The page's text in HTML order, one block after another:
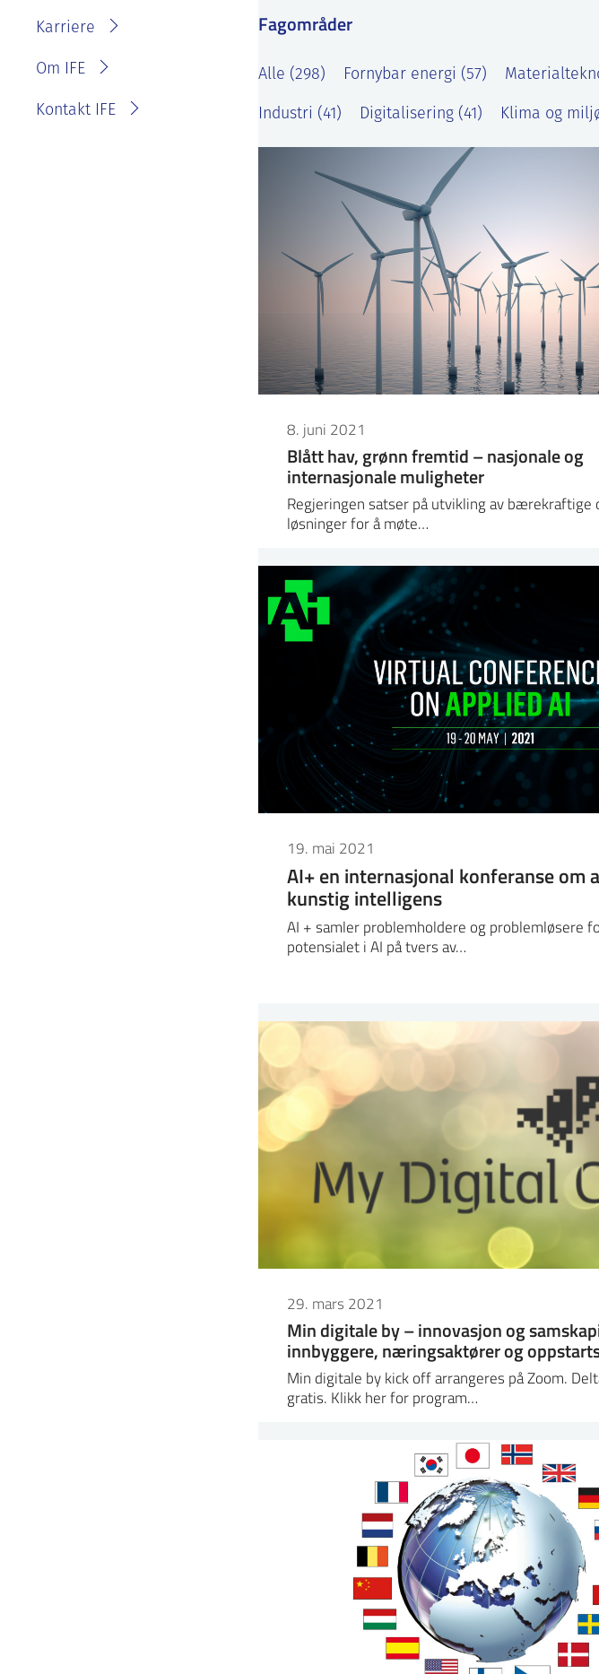
Karriere
Om IFE
Personvernerklæring for
Kontakt IFE
Fakturainformasjon
Varsling eller melde
Fagområder
Alle (298) Fornybar energi (57)
Industri (41) Digitalisering (41) Klima og
8. juni 2021
Blått hav, grønn fremtid – nasjonale og
internasjonale muligheter
Regjeringen satser på utvikling av bærekraftige
løsninger for å møte…
19. mai 2021
AI+ en internasjonal konferanse om
kunstig intelligens
AI + samler problemholdere og problemløsere
potensialet i AI på tvers av…
29. mars 2021
Min digitale by – innovasjon og
innbyggere, næringsaktører og
Min digitale by kick off arrangeres på Zoom.
gratis. Klikk her for program…